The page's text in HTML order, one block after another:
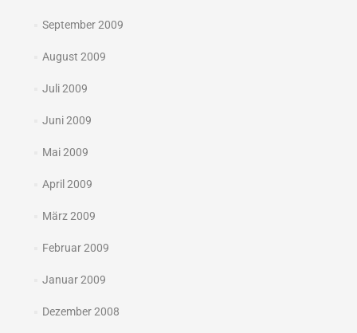
September 2009
August 2009
Juli 2009
Juni 2009
Mai 2009
April 2009
März 2009
Februar 2009
Januar 2009
Dezember 2008